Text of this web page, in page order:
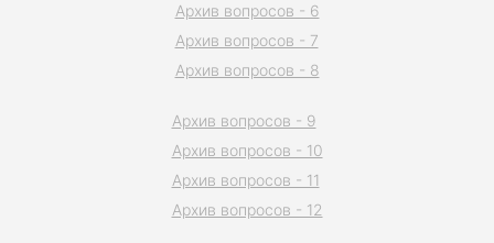
Архив вопросов - 6
Архив вопросов - 7
Архив вопросов - 8
Архив вопросов - 9
Архив вопросов - 10
Архив вопросов - 11
Архив вопросов - 12